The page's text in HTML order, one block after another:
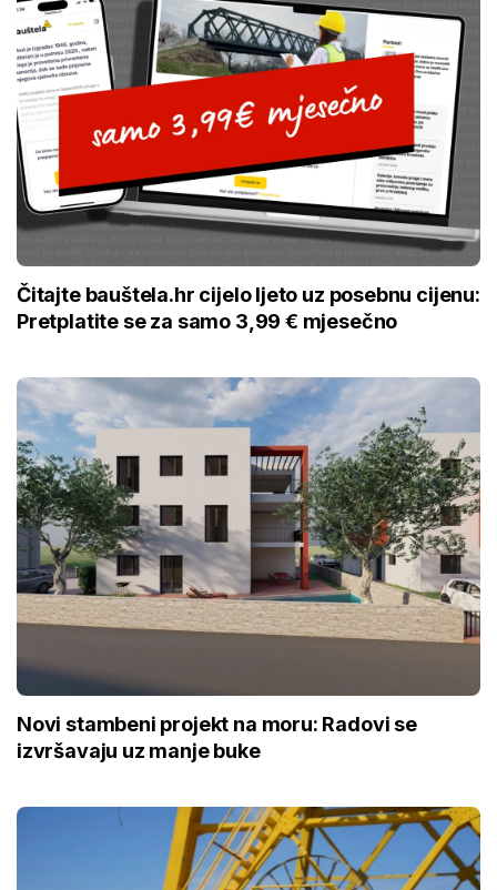
Čitajte bauštela.hr cijelo ljeto uz posebnu cijenu:
Pretplatite se za samo 3,99 € mjesečno
Novi stambeni projekt na moru: Radovi se
izvršavaju uz manje buke